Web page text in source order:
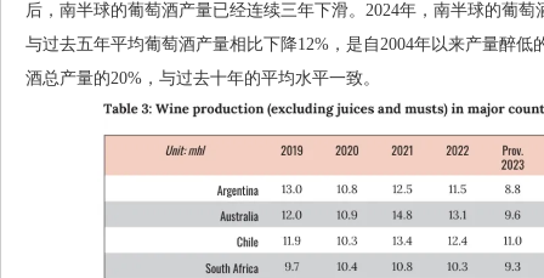
后，南半球的葡萄酒产量已经连续三年下滑。2024年，南半球的葡
与过去五年平均葡萄酒产量相比下降12%，是自2004年以来产量醉
酒总产量的20%，与过去十年的平均水平一致。